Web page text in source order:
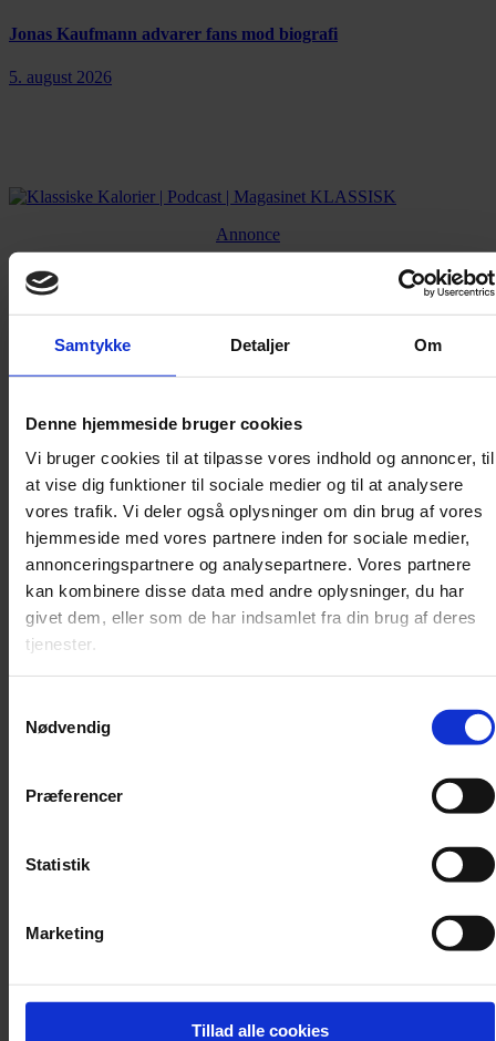
Samtykke Detaljer Om
Denne hjemmeside bruger cookies
Vi bruger cookies til at tilpasse vores indhold og annoncer, til
at vise dig funktioner til sociale medier og til at analysere
vores trafik. Vi deler også oplysninger om din brug af vores
hjemmeside med vores partnere inden for sociale medier,
annonceringspartnere og analysepartnere. Vores partnere
kan kombinere disse data med andre oplysninger, du har
givet dem, eller som de har indsamlet fra din brug af deres
tjenester.
Nødvendig
Præferencer
Statistik
Marketing
Tillad alle cookies
Jonas Kaufmann advarer fans mod biografi
5. august 2026
Annonce